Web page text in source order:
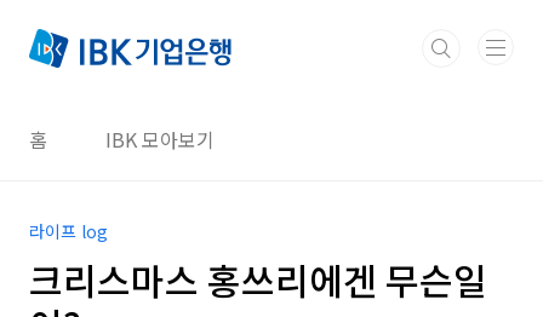
홈 IBK 모아보기
라이프 log
크리스마스 홍쓰리에겐 무슨일